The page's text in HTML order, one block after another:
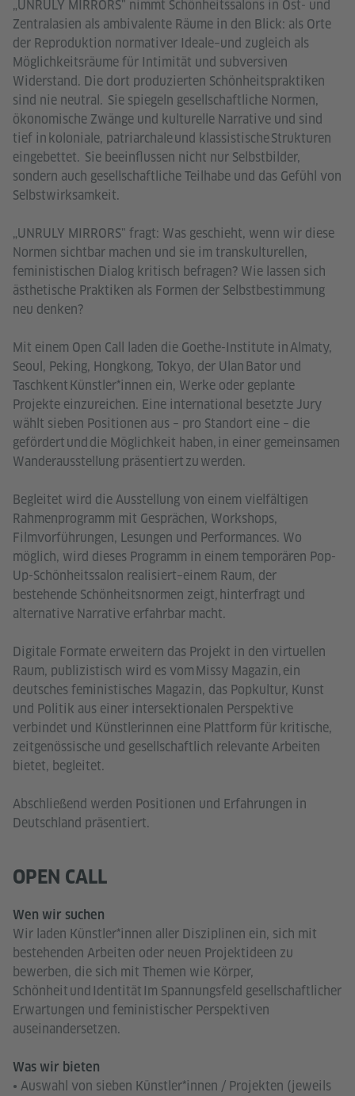
„UNRULY MIRRORS" nimmt Schönheitssalons in Ost- und
Zentralasien als ambivalente Räume in den Blick: als Orte
der Reproduktion normativer Ideale–und zugleich als
Möglichkeitsräume für Intimität und subversiven
Widerstand. Die dort produzierten Schönheitspraktiken
sind nie neutral. Sie spiegeln gesellschaftliche Normen,
ökonomische Zwänge und kulturelle Narrative und sind
tief in koloniale, patriarchale und klassistische Strukturen
eingebettet. Sie beeinflussen nicht nur Selbstbilder,
sondern auch gesellschaftliche Teilhabe und das Gefühl von
Selbstwirksamkeit.
„UNRULY MIRRORS" fragt: Was geschieht, wenn wir diese
Normen sichtbar machen und sie im transkulturellen,
feministischen Dialog kritisch befragen? Wie lassen sich
ästhetische Praktiken als Formen der Selbstbestimmung
neu denken?
Mit einem Open Call laden die Goethe-Institute in Almaty,
Seoul, Peking, Hongkong, Tokyo, der Ulan Bator und
Taschkent Künstler*innen ein, Werke oder geplante
Projekte einzureichen. Eine international besetzte Jury
wählt sieben Positionen aus – pro Standort eine – die
gefördert und die Möglichkeit haben, in einer gemeinsamen
Wanderausstellung präsentiert zu werden.
Begleitet wird die Ausstellung von einem vielfältigen
Rahmenprogramm mit Gesprächen, Workshops,
Filmvorführungen, Lesungen und Performances. Wo
möglich, wird dieses Programm in einem temporären Pop-
Up-Schönheitssalon realisiert–einem Raum, der
bestehende Schönheitsnormen zeigt, hinterfragt und
alternative Narrative erfahrbar macht.
Digitale Formate erweitern das Projekt in den virtuellen
Raum, publizistisch wird es vom Missy Magazin, ein
deutsches feministisches Magazin, das Popkultur, Kunst
und Politik aus einer intersektionalen Perspektive
verbindet und Künstlerinnen eine Plattform für kritische,
zeitgenössische und gesellschaftlich relevante Arbeiten
bietet, begleitet.
Abschließend werden Positionen und Erfahrungen in
Deutschland präsentiert.
OPEN CALL
Wen wir suchen
Wir laden Künstler*innen aller Disziplinen ein, sich mit
bestehenden Arbeiten oder neuen Projektideen zu
bewerben, die sich mit Themen wie Körper,
Schönheit und Identität Im Spannungsfeld gesellschaftlicher
Erwartungen und feministischer Perspektiven
auseinandersetzen.
Was wir bieten
• Auswahl von sieben Künstler*innen / Projekten (jeweils